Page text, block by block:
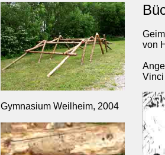
Gymnasium Weilheim, 2004
von